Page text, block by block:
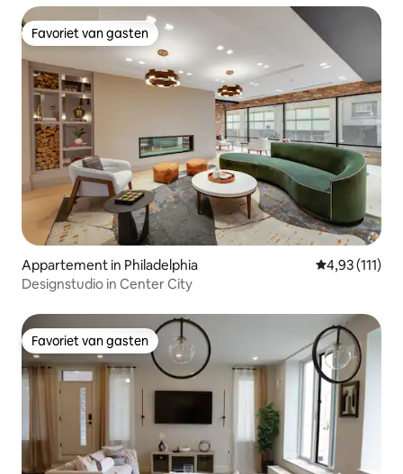
Favoriet van gasten
Favoriet van gasten
Appartement in Philadelphia Gemiddelde
4,93 (111)
Designstudio in Center City
Favoriet van gasten
Favoriet van gasten